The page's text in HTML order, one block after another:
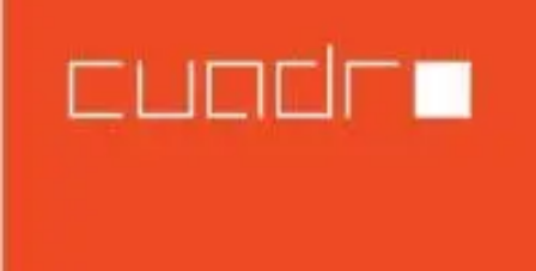
El marketplace de almacenamiento y estacionamiento #1
Síguenos